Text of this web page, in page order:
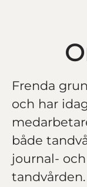
Frenda
och har
både
journal-